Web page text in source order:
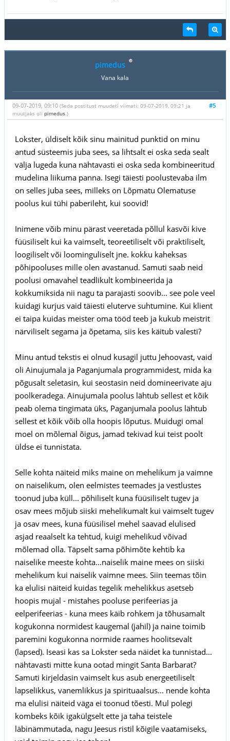
pimedus
Vana kala
#5
09-07-2019, 09:10 (Seda postitust muudeti viimati: 09-07-2019, 09:21 ja
muutjaks oli pimedus.)
Lokster, üldiselt kõik sinu mainitud punktid on minu
antud süsteemis juba sees, sa lihtsalt ei oska seda sealt
välja lugeda kuna nähtavasti ei oska seda kombineeritud
mudelina liikuma panna. Isegi täiesti poolustevaba ilm
on selles juba sees, milleks on Lõpmatu Olematuse
poolus kui tühi paberileht, kui soovid!
Inimene võib minu pärast veeretada põllul kasvõi kive
füüsiliselt kui ka vaimselt, teoreetiliselt või praktiliselt,
loogiliselt või loominguliselt jne. kokku kaheksas
põhipooluses mille olen avastanud. Samuti saab neid
poolusi omavahel teadlikult kombineerida ja
kokkumiksida nii nagu ta parajasti soovib... see pole veel
kuidagi kurjus vaid täiesti eluterve suhtumine. Kui klient
ei taipa kuidas meister oma tööd teeb ja kukub meistrit
närviliselt segama ja õpetama, siis kes käitub valesti?
Minu antud tekstis ei olnud kusagil juttu Jehoovast, vaid
oli Ainujumala ja Paganjumala programmidest, mida ka
põgusalt seletasin, kui seostasin neid domineerivate aju
poolkeradega. Ainujumala poolus lähtub sellest et kõik
peab olema tingimata üks, Paganjumala poolus lähtub
sellest et kõik võib olla hoopis lõputus. Muidugi omal
moel on mõlemal õigus, jamad tekivad kui teist poolt
üldse ei tunnistata.
Selle kohta näiteid miks maine on mehelikum ja vaimne
on naiselikum, olen eelmistes teemades ja vestlustes
toonud juba küll... põhiliselt kuna füüsiliselt tugev ja
osav mees mõjub siiski mehelikumalt kui vaimselt tugev
ja osav mees, kuna füüsilisel mehel saavad elulised
asjad reaalselt ka tehtud, kuigi mehelikud võivad
mõlemad olla. Täpselt sama põhimõte kehtib ka
naiselike meeste kohta...naiselik maine mees on siiski
mehelikum kui naiselik vaimne mees. Siin teemas tõin
ka elulisi näiteid kuidas tegelik mehelikkus asetseb
hoopis mujal - mistahes pooluse perifeerias ja
eelperifeerias - kuna mees käib rohkem ja tõhusamalt
kogukonna normidest kaugemal (jahil) ja naine toimib
paremini kogukonna normide raames hoolitsevalt
(lapsed). Iseasi kas sa Lokster seda näidet ka tunnistad...
nähtavasti mitte kuna ootad mingit Santa Barbarat?
Samuti kirjeldasin vaimselt kus asub energeetiliselt
lapselikkus, vanemlikkus ja spirituaalsus... nende kohta
ma elulisi näiteid väga ei toonud tõesti. Mul polegi
kombeks kõik igakülgselt ette ja taha teistele
läbinämmutada, nagu Jeesus ristil kõigile vaatamiseks,